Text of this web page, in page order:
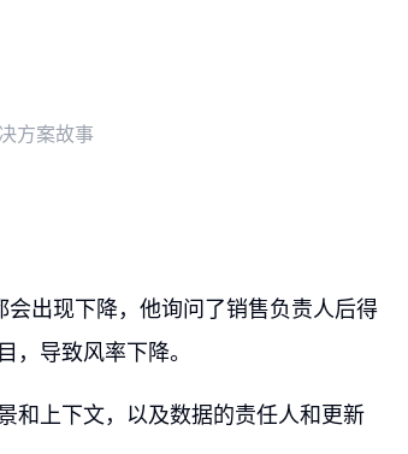
方案故事
出现下降，他询问了销售负责人后得
，导致风率下降。
和上下文，以及数据的责任人和更新